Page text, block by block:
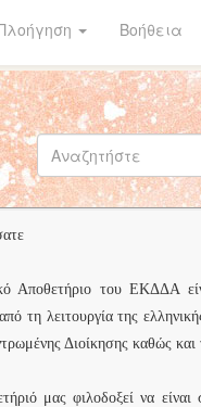
Βοήθεια
Αποθετήριο του ΕΚΔΔΑ
τη λειτουργία της
Διοίκησης καθώς και
μας φιλοδοξεί να